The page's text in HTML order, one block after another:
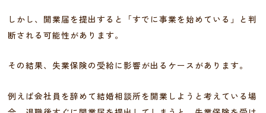
しかし、開業届を提出すると「すでに事業を始めている」と判
断される可能性があります。
その結果、失業保険の受給に影響が出るケースがあります。
例えば会社員を辞めて結婚相談所を開業しようと考えている場